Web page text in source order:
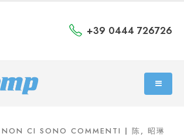
+39 0444 726726
NON CI SONO COMMENTI 陈, 昭琳